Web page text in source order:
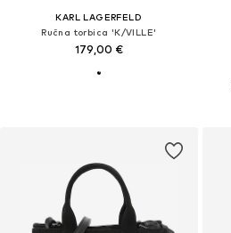
KARL LAGERFELD
Ručna torbica 'K/VILLE'
179,00 €